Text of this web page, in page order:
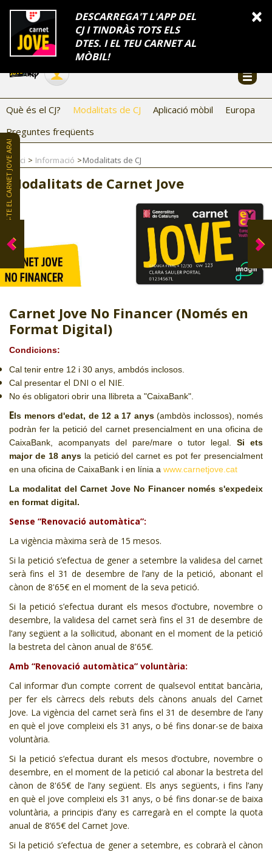
×
DESCARREGA'T L'APP DEL
CJ I TINDRÀS TOTS ELS
DTES. I EL TEU CARNET AL
MÒBIL!
Català
Temes
Serveis Generalitat Catalunya Seu electrònica
FES-TE EL CJ
COL·LABORADORS
CONTACTE
CJ ADOLESCENTS
CJ EMANCIPACIÓ
CJ SALUT
CJ INTERNACIONAL
CJ LOCAL
T'INTERESSA #SOMJOVES
Què és el CJ? Modalitats de CJ Aplicació mòbil
Europa
Preguntes freqüents
Inici Informació Modalitats de CJ
Modalitats de Carnet Jove
Carnet Jove No Financer (Només en
Format Digital)
Condicions:
Cal tenir entre 12 i 30 anys, ambdós inclosos.
Cal presentar el DNI o el NIE
No és obligatori obrir una llibreta a "CaixaBank".
Els menors d'edat, de 12 a 17 anys(ambdòs inclossos), només
podràn fer la petició del carnet presencialment en una oficina de
CaixaBank, acompanyats del pare/mare o tutor legal.Si ets
major de 18 anysla petició del carnet es pot fer presencialment
en una oficina de CaixaBank i en línia a www.carnetjove.cat
La modalitat del Carnet Jove No Financer només s'expedeix
en format digital.
Sense “Renovació automàtica”:
La vigència màxima serà de 15 mesos.
Si la petició s’efectua de gener a setembre la validesa del carnet
serà fins el 31 de desembre de l’any de la petició, abonant el
cànon de 8'65€ en el moment de la seva petició.
Si la petició s’efectua durant els mesos d’octubre, novembre o
desembre, la validesa del carnet serà fins el 31 de desembre de
l’any següent a la sol·licitud, abonant en el moment de la petició
la bestreta del cànon anual de 8'65€.
Amb “Renovació automàtica” voluntària:
Cal informar d’un compte corrent de qualsevol entitat bancària,
per fer els càrrecs dels rebuts dels cànons anuals del Carnet
Jove. La vigència del carnet serà fins el 31 de desembre de l’any
en què el jove compleixi els 31 anys, o bé fins donar-se de baixa
voluntària.
Si la petició s’efectua durant els mesos d’octubre, novembre o
desembre, en el moment de la petició cal abonar la bestreta del
cànon de 8'65€ de l’any següent. Els anys següents, i fins l’any
en què el jove compleixi els 31 anys, o bé fins donar-se de baixa
voluntària, a principis d’any es carregarà en el compte la quota
anual de 8’65€ del Carnet Jove.
Si la petició s’efectua de gener a setembre, es cobrarà el cànon
FES-TE EL CARNET JOVE ARA!